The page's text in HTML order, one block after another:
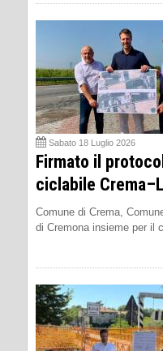
Sabato 18 Luglio 2026
Firmato il
ciclabile
Comune di Crema,
di Cremona insieme per il